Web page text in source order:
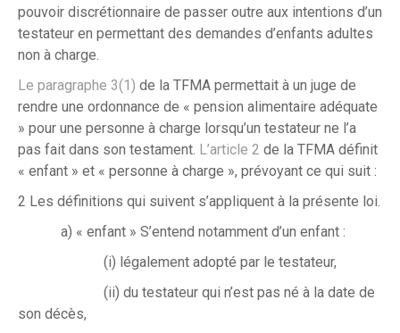
pouvoir discrétionnaire de passer outre aux intentions d’un
testateur en permettant des demandes d’enfants adultes
non à charge.
Le paragraphe 3(1) de la TFMA permettait à un juge de
rendre une ordonnance de « pension alimentaire adéquate
» pour une personne à charge lorsqu’un testateur ne l’a
pas fait dans son testament. L’article 2 de la TFMA définit
« enfant » et « personne à charge », prévoyant ce qui suit :
2 Les définitions qui suivent s’appliquent à la présente loi.
a) « enfant » S’entend notamment d’un enfant :
(i) légalement adopté par le testateur,
(ii) du testateur qui n’est pas né à la date de
son décès,